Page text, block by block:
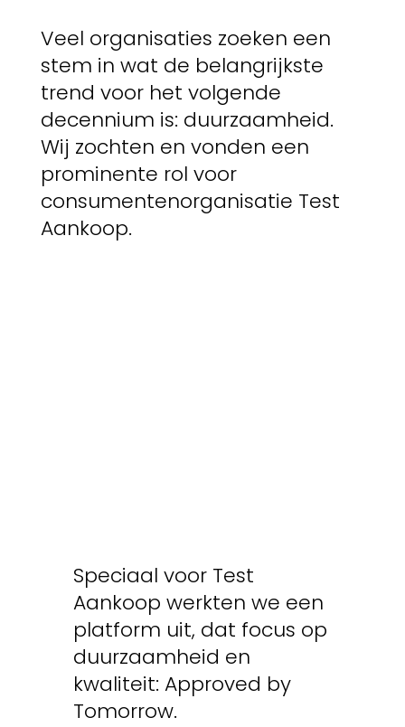
Speciaal voor Test
Aankoop werkten we een
platform uit, dat focus op
duurzaamheid en
kwaliteit: Approved by
Tomorrow.
Veel organisaties zoeken een
stem in wat de belangrijkste
trend voor het volgende
decennium is: duurzaamheid.
Wij zochten en vonden een
prominente rol voor
consumentenorganisatie Test
Aankoop.